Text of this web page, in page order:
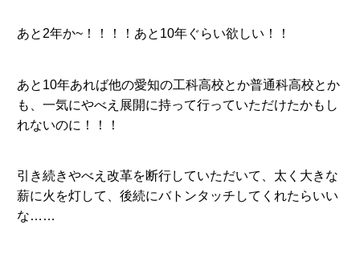
あと2年か~！！！！あと10年ぐらい欲しい！！
あと10年あれば他の愛知の工科高校とか普通科高校とか
も、一気にやべえ展開に持って行っていただけたかもし
れないのに！！！
引き続きやべえ改革を断行していただいて、太く大きな
薪に火を灯して、後続にバトンタッチしてくれたらいい
な……